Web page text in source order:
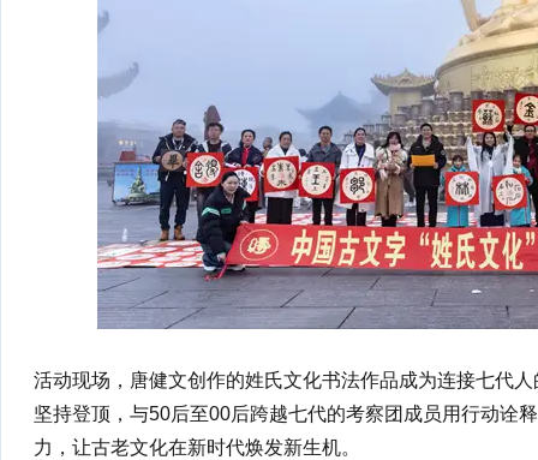
活动现场，唐健文创作的姓氏文化书法作品成为连接七代
坚持登顶，与50后至00后跨越七代的考察团成员用行动诠
力，让古老文化在新时代焕发新生机。